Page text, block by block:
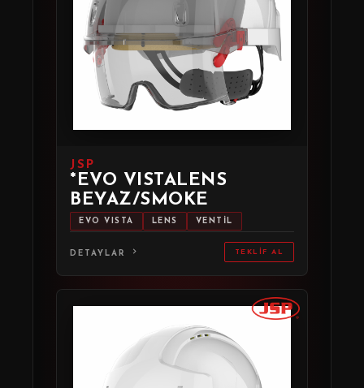
JSP
*EVO VISTALENS
BEYAZ/SMOKE
EVO VISTA LENS VENTİL
DETAYLAR TEKLIF AL